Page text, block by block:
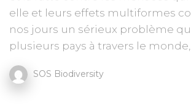
elle et leurs effets multiformes
nos jours un sérieux problème
plusieurs pays à travers le monde,
SOS Biodiversity